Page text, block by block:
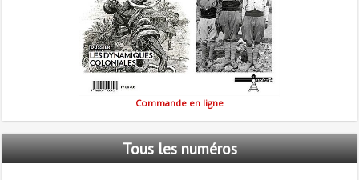
Commande en ligne
Tousles numéros